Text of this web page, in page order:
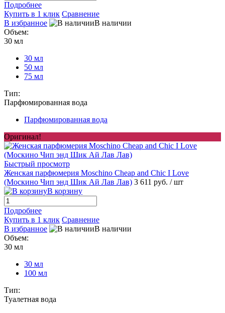
Подробнее
Купить в 1 клик Сравнение
В избранное
В наличии
Объем:
30 мл
30 мл
50 мл
75 мл
Тип:
Парфюмированная вода
Парфюмированная вода
Оригинал!
Быстрый просмотр
Женская парфюмерия Moschino Cheap and Chic I Love
(Москино Чип энд Шик Ай Лав Лав) 3 611 руб. / шт
В корзину
Подробнее
Купить в 1 клик Сравнение
В избранное
В наличии
Объем:
30 мл
30 мл
100 мл
Тип:
Туалетная вода